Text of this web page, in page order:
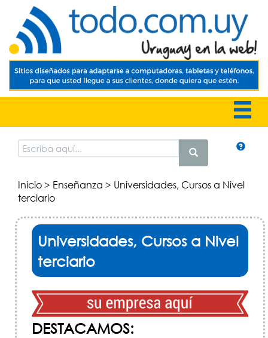
Inicio> Enseñanza > Universidades, Cursos a Nivel
terciario
Universidades, Cursos a Nivel
terciario
DESTACAMOS: